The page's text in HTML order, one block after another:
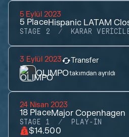
5 Eylül 2023
5 PlaceHispanic LATAM
STAGE 2 KARAR
3 Eylül 2023 Transfer
OLIMPOtakımdan ayrıldı
24 Nisan 2023
18 PlaceMajor Copenhagen
STAGE 1 PLAY-IN
$14.500